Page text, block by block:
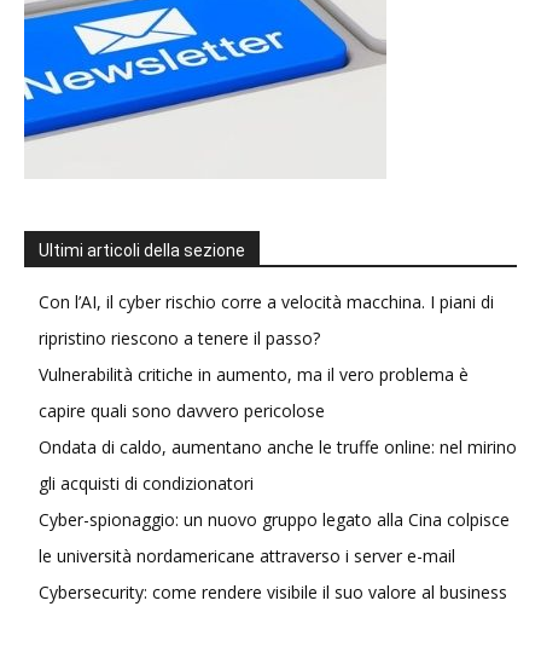
Ultimi articoli della sezione
Con l’AI, il cyber rischio corre a velocità macchina. I piani di
ripristino riescono a tenere il passo?
Vulnerabilità critiche in aumento, ma il vero problema è
capire quali sono davvero pericolose
Ondata di caldo, aumentano anche le truffe online: nel mirino
gli acquisti di condizionatori
Cyber-spionaggio: un nuovo gruppo legato alla Cina colpisce
le università nordamericane attraverso i server e-mail
Cybersecurity: come rendere visibile il suo valore al business